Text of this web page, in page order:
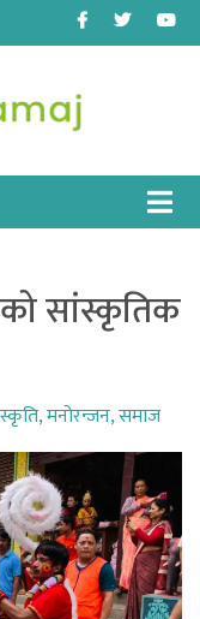
Facebook
Twitter
सांस्कृतिक
,मनोरन्जन,समाज